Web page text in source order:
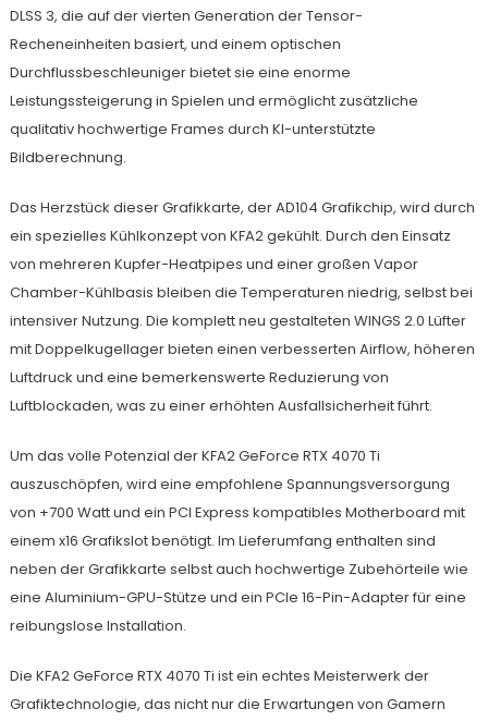
DLSS 3, die auf der vierten Generation der Tensor-
Recheneinheiten basiert, und einem optischen
Durchflussbeschleuniger bietet sie eine enorme
Leistungssteigerung in Spielen und ermöglicht zusätzliche
qualitativ hochwertige Frames durch KI-unterstützte
Bildberechnung.
Das Herzstück dieser Grafikkarte, der AD104 Grafikchip, wird durch
ein spezielles Kühlkonzept von KFA2 gekühlt. Durch den Einsatz
von mehreren Kupfer-Heatpipes und einer großen Vapor
Chamber-Kühlbasis bleiben die Temperaturen niedrig, selbst bei
intensiver Nutzung. Die komplett neu gestalteten WINGS 2.0 Lüfter
mit Doppelkugellager bieten einen verbesserten Airflow, höheren
Luftdruck und eine bemerkenswerte Reduzierung von
Luftblockaden, was zu einer erhöhten Ausfallsicherheit führt.
Um das volle Potenzial der KFA2 GeForce RTX 4070 Ti
auszuschöpfen, wird eine empfohlene Spannungsversorgung
von +700 Watt und ein PCI Express kompatibles Motherboard mit
einem x16 Grafikslot benötigt. Im Lieferumfang enthalten sind
neben der Grafikkarte selbst auch hochwertige Zubehörteile wie
eine Aluminium-GPU-Stütze und ein PCIe 16-Pin-Adapter für eine
reibungslose Installation.
Die KFA2 GeForce RTX 4070 Ti ist ein echtes Meisterwerk der
Grafiktechnologie, das nicht nur die Erwartungen von Gamern